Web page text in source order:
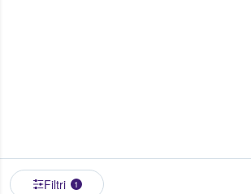
Filtri 1